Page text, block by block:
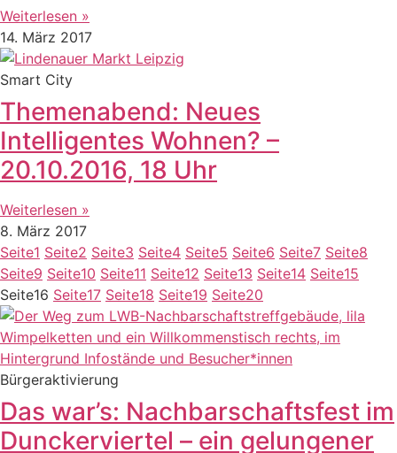
Weiterlesen »
14. März 2017
Smart City
Themenabend: Neues
Intelligentes Wohnen? –
20.10.2016, 18 Uhr
Weiterlesen »
8. März 2017
Seite1 Seite2 Seite3 Seite4 Seite5 Seite6 Seite7 Seite8
Seite9 Seite10 Seite11 Seite12 Seite13 Seite14 Seite15
Seite16 Seite17 Seite18 Seite19 Seite20
Bürgeraktivierung
Das war’s: Nachbarschaftsfest im
Dunckerviertel – ein gelungener